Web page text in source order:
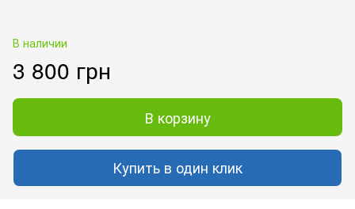
В наличии
3 800 грн
В корзину
Купить в один клик